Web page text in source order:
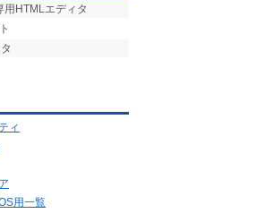
HTMLエディタ
ィ
用一覧